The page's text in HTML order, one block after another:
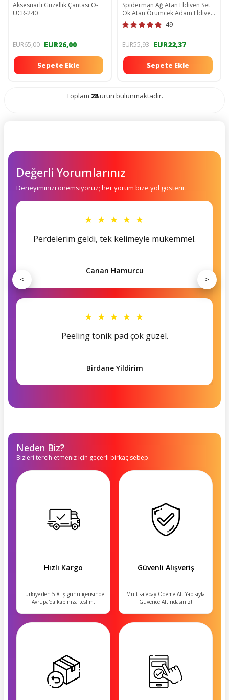
Aksesuarlı Güzellik Çantası O-
UCR-240
EUR65,00 EUR26,00
Sepete Ekle
Spiderman Ağ Atan Eldiven Set
Ok Atan Örümcek Adam Eldiveni
spdrmnğtnldvn 49
EUR55,93 EUR22,37
Sepete Ekle
Toplam 28ürün bulunmaktadır.
Değerli Yorumlarınız
Deneyiminizi önemsiyoruz; her yorum bize yol gösterir.
★ ★ ★ ★ ★
Perdelerim geldi, tek kelimeyle mükemmel.
Canan Hamurcu
★ ★ ★ ★ ★
Peeling tonik pad çok güzel.
Birdane Yildirim
< >
Neden Biz?
Bizleri tercih etmeniz için geçerli birkaç sebep.
Hızlı Kargo
Türkiye'den 5-8 iş günü içerisinde
Avrupa'da kapınıza teslim.
Güvenli Alışveriş
Multisafepay Ödeme Alt Yapısıyla
Güvence Altındasınız!